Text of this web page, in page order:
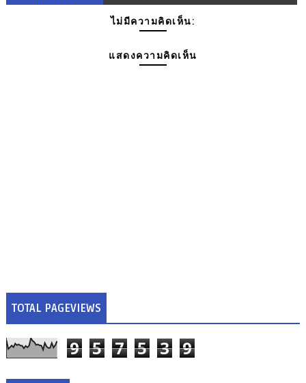
ไม่มีความคิดเห็น:
แสดงความคิดเห็น
TOTAL PAGEVIEWS
9 5 7 5 3 9